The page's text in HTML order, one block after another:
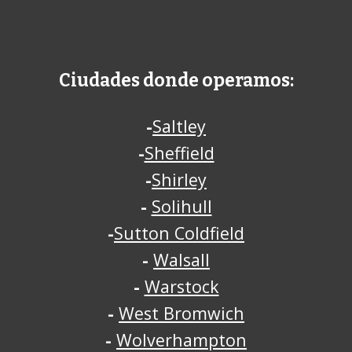
Ciudades donde operamos:
-Saltley
-Sheffield
-Shirley
- Solihull
-Sutton Coldfield
- Walsall
- Warstock
- West Bromwich
- Wolverhampton